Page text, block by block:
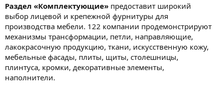
Раздел «Комплектующие» предоставит широкий
выбор лицевой и крепежной фурнитуры для
производства мебели. 122 компании продемонстрируют
механизмы трансформации, петли, направляющие,
лакокрасочную продукцию, ткани, искусственную кожу,
мебельные фасады, плиты, щиты, столешницы,
плинтуса, кромки, декоративные элементы,
наполнители.